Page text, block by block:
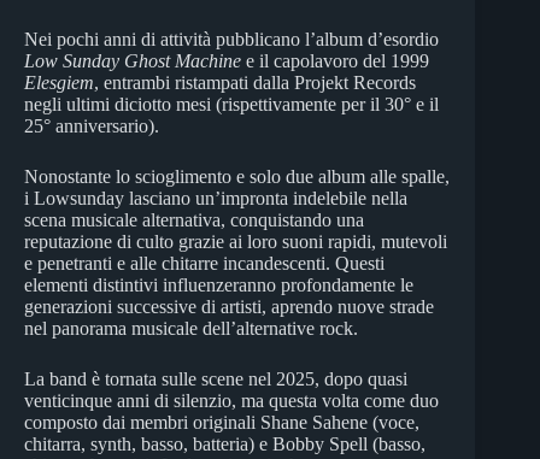
Nei pochi anni di attività pubblicano l’album d’esordio
Low Sunday Ghost Machine e il capolavoro del 1999
Elesgiem, entrambi ristampati dalla Projekt Records
negli ultimi diciotto mesi (rispettivamente per il 30° e il
25° anniversario).
Nonostante lo scioglimento e solo due album alle spalle,
i Lowsunday lasciano un’impronta indelebile nella
scena musicale alternativa, conquistando una
reputazione di culto grazie ai loro suoni rapidi, mutevoli
e penetranti e alle chitarre incandescenti. Questi
elementi distintivi influenzeranno profondamente le
generazioni successive di artisti, aprendo nuove strade
nel panorama musicale dell’alternative rock.
La band è tornata sulle scene nel 2025, dopo quasi
venticinque anni di silenzio, ma questa volta come duo
composto dai membri originali Shane Sahene (voce,
chitarra, synth, basso, batteria) e Bobby Spell (basso,